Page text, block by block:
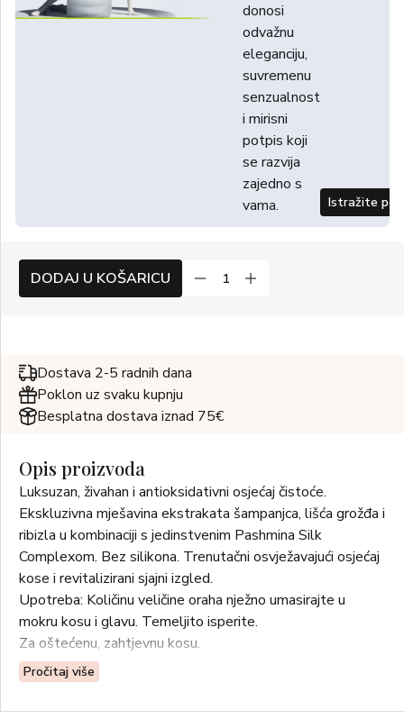
donosi
odvažnu
eleganciju,
suvremenu
senzualnost
i mirisni
potpis koji
se razvija
zajedno s
vama.
Istražite
DODAJ U KOŠARICU
Dostava 2-5 radnih dana
Poklon uz svaku kupnju
Besplatna dostava iznad 75€
Opis proizvoda
Luksuzan, živahan i antioksidativni osjećaj čistoće.
Ekskluzivna mješavina ekstrakata šampanjca, lišća grožđa i
ribizla u kombinaciji s jedinstvenim Pashmina Silk
Complexom. Bez silikona. Trenutačni osvježavajući osjećaj
kose i revitalizirani sjajni izgled.
Upotreba: Količinu veličine oraha nježno umasirajte u
mokru kosu i glavu. Temeljito isperite.
Za oštećenu, zahtjevnu kosu.
Pročitaj više